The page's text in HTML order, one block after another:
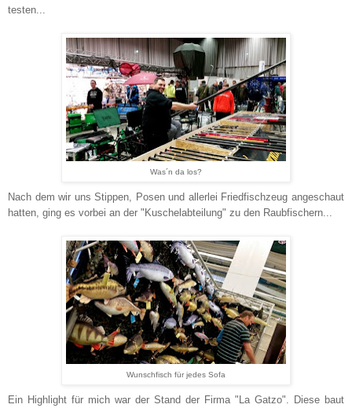
testen...
Was´n da los?
Nach dem wir uns Stippen, Posen und allerlei Friedfischzeug angeschaut
hatten, ging es vorbei an der "Kuschelabteilung" zu den Raubfischern...
Wunschfisch für jedes Sofa
Ein Highlight für mich war der Stand der Firma "La Gatzo". Diese baut